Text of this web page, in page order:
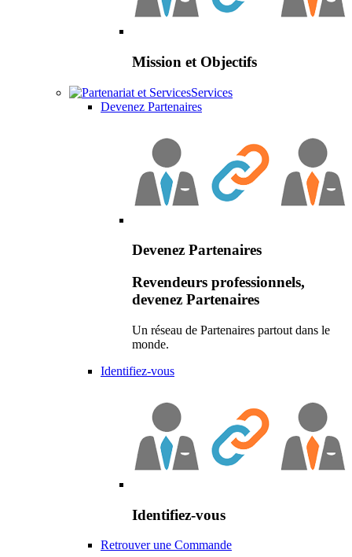
Mission et Objectifs
Services
Devenez Partenaires
Devenez Partenaires
Revendeurs professionnels,
devenez Partenaires
Un réseau de Partenaires partout dans le
monde.
Identifiez-vous
Identifiez-vous
Retrouver une Commande